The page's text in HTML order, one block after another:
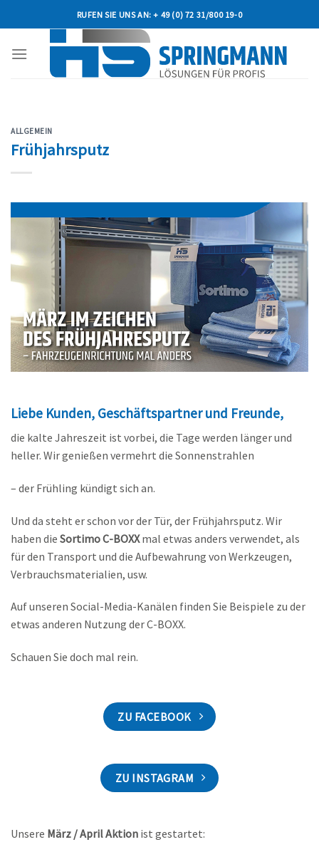
to
RUFEN SIE UNS AN: + 49 (0) 72 31/800 19-0
ALLGEMEIN
Frühjahrsputz
Liebe Kunden, Geschäftspartner und Freunde,
die kalte Jahreszeit ist vorbei, die Tage werden länger und
heller. Wir genießen vermehrt die Sonnenstrahlen
– der Frühling kündigt sich an.
Und da steht er schon vor der Tür, der Frühjahrsputz. Wir
haben die Sortimo C-BOXXmal etwas anders verwendet, als
für den Transport und die Aufbewahrung von Werkzeugen,
Verbrauchsmaterialien, usw.
Auf unseren Social-Media-Kanälen finden Sie Beispiele zu der
etwas anderen Nutzung der C-BOXX.
Schauen Sie doch mal rein.
ZU FACEBOOK
ZU INSTAGRAM
Unsere März / April Aktion ist gestartet: